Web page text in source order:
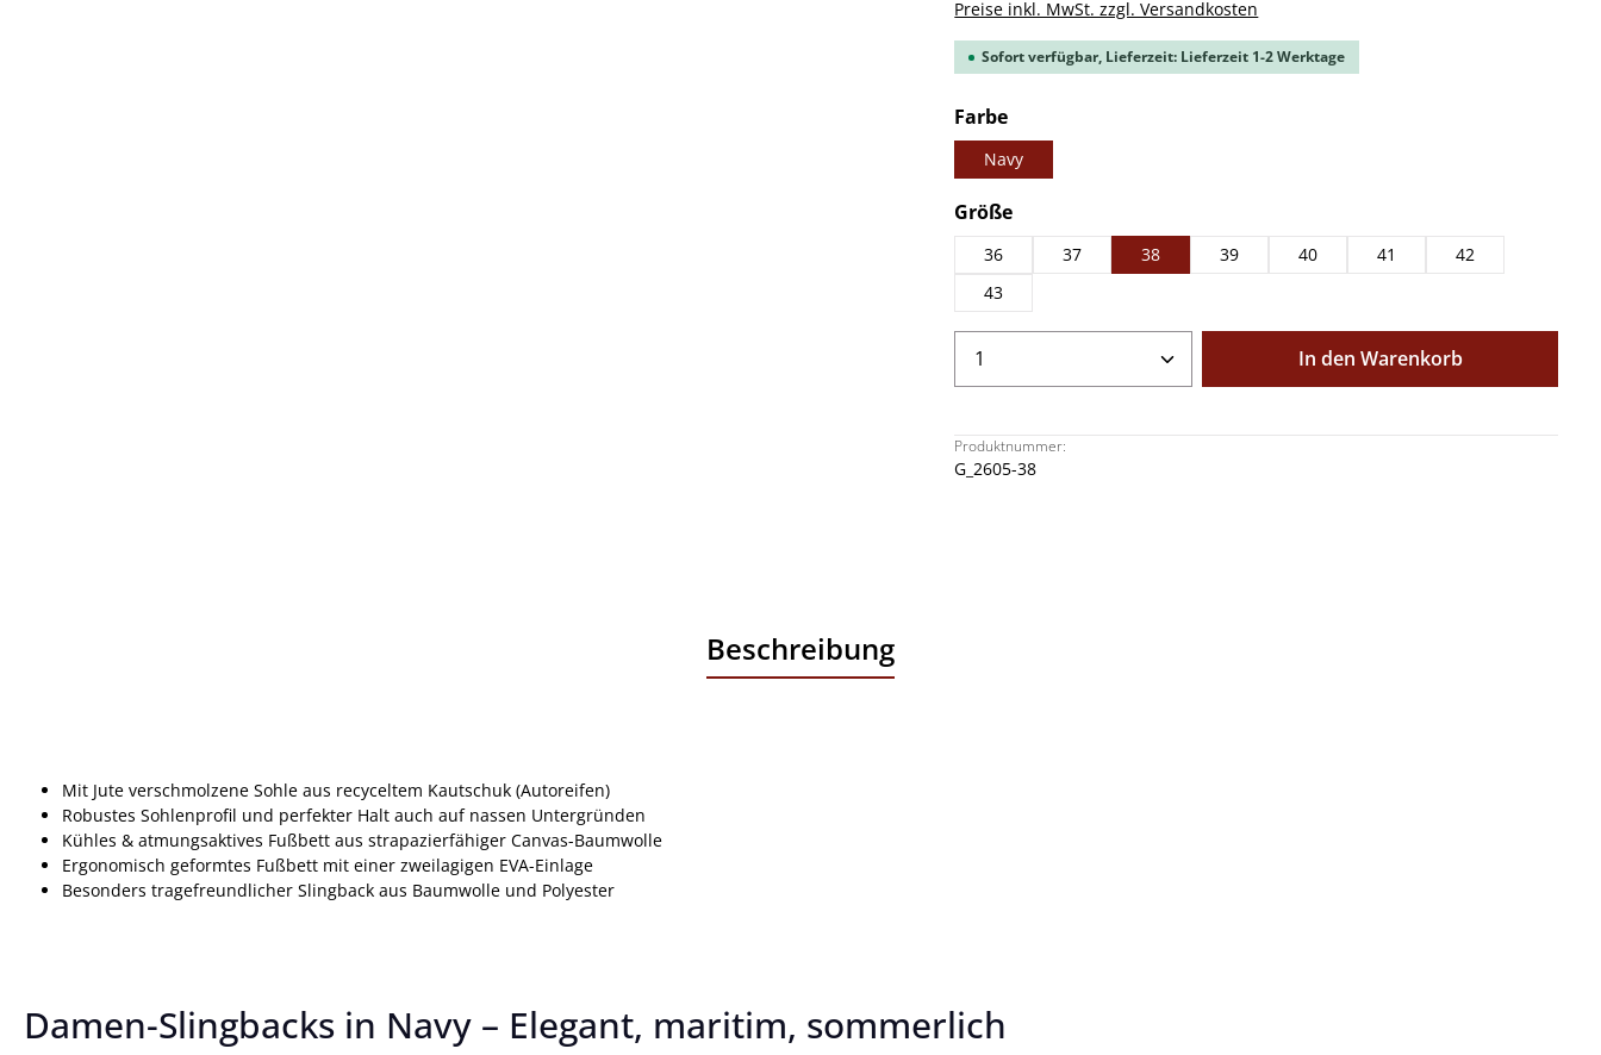
Preise inkl. MwSt. zzgl. Versandkosten
Sofort verfügbar, Lieferzeit: Lieferzeit 1-2 Werktage
Farbeauswählen
Navy
Größeauswählen
36 37 38 39 40 41
42
43
Produkt Anzahl: Gib den gewünschten Wert
In den Warenkorb
Produktnummer:
G_2605-38
Beschreibung
Mit Jute verschmolzene Sohle aus recyceltem Kautschuk (Autoreifen)
Robustes Sohlenprofil und perfekter Halt auch auf nassen Untergründen
Kühles & atmungsaktives Fußbett aus strapazierfähiger Canvas-Baumwolle
Ergonomisch geformtes Fußbett mit einer zweilagigen EVA-Einlage
Besonders tragefreundlicher Slingback aus Baumwolle und Polyester
Damen-Slingbacks in Navy – Elegant, maritim, sommerlich